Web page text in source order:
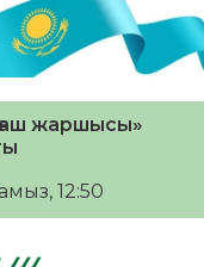
жаршысы»
12:50